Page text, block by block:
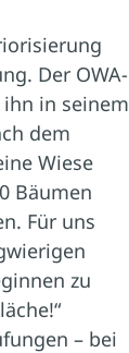
Der OWA-
in seinem
dem
Wiese
Bäumen
Für uns
zu
– bei